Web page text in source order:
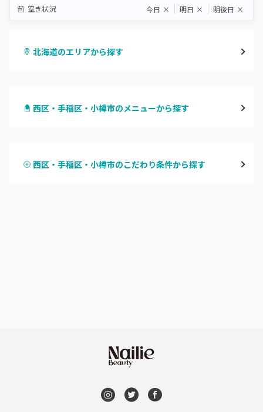
空き状況 今日 × 明日 × 明後日 ×
北海道のエリアから探す
北区・東区
西区・手稲区・小樽市のメニューから探す
ハンドスカルプ
西区・手稲区・小樽市のこだわり条件から探す